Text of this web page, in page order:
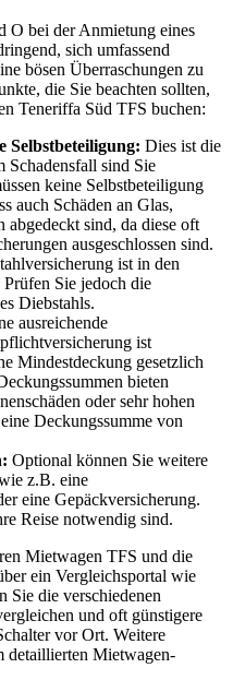
O bei der Anmietung eines
sich umfassend
bösen Überraschungen zu
die Sie beachten sollten,
Teneriffa Süd TFS buchen:
Selbstbeteiligung: Dies ist die
Schadensfall sind Sie
keine Selbstbeteiligung
auch Schäden an Glas,
sind, da diese oft
ausgeschlossen sind.
ist in den
Sie jedoch die
Diebstahls.
ausreichende
ist
Mindestdeckung gesetzlich
bieten
oder sehr hohen
Deckungssumme von
Optional können Sie weitere
z.B. eine
eine Gepäckversicherung.
Reise notwendig sind.
Mietwagen TFS und die
ein Vergleichsportal wie
Sie die verschiedenen
und oft günstigere
vor Ort. Weitere
detaillierten Mietwagen-